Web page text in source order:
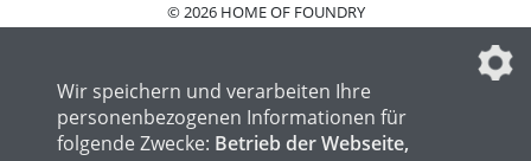
© 2026 HOME OF FOUNDRY
DATENSCHUTZEINSTELLUNGEN
Wir speichern und verarbeiten Ihre
personenbezogenen Informationen für
folgende Zwecke: Betrieb der Webseite,